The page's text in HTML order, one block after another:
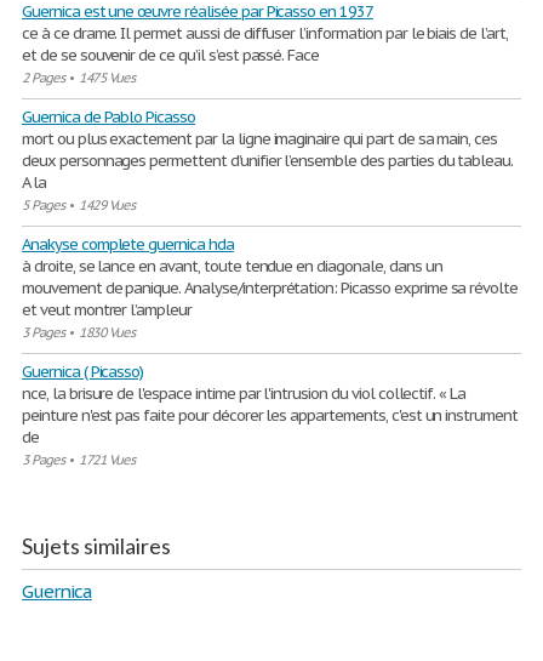
Guernica est une œuvre réalisée par Picasso en 1937
ce à ce drame. Il permet aussi de diffuser l’information par le biais de l’art,
et de se souvenir de ce qu’il s’est passé. Face
2 Pages• 1475 Vues
Guernica de Pablo Picasso
mort ou plus exactement par la ligne imaginaire qui part de sa main, ces
deux personnages permettent d’unifier l’ensemble des parties du tableau.
A la
5 Pages• 1429 Vues
Anakyse complete guernica hda
à droite, se lance en avant, toute tendue en diagonale, dans un
mouvement de panique. Analyse/interprétation: Picasso exprime sa révolte
et veut montrer l’ampleur
3 Pages• 1830 Vues
Guernica ( Picasso)
nce, la brisure de l'espace intime par l'intrusion du viol collectif. « La
peinture n'est pas faite pour décorer les appartements, c'est un instrument
de
3 Pages• 1721 Vues
Sujets similaires
Guernica